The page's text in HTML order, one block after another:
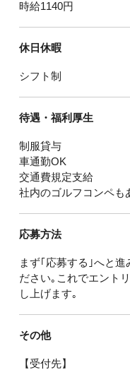
時給1140円
休日休暇
シフト制
待遇・福利厚生
制服貸与
車通勤OK
交通費規定支給
社内のゴルフコンペも
応募方法
まず｢応募する｣へと
ださい｡これでエント
し上げます｡
その他
【受付先】